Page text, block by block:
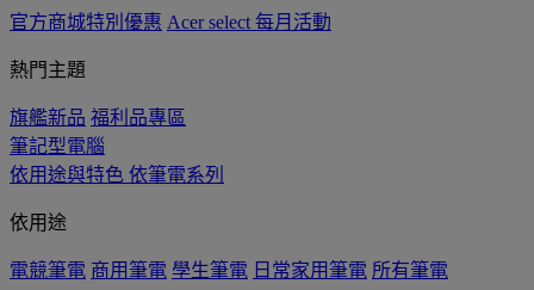
官方商城特別優惠 Acer select 每月活動
熱門主題
旗艦新品 福利品專區
筆記型電腦
依用途與特色 依筆電系列
依用途
電競筆電 商用筆電 學生筆電 日常家用筆電 所有筆電